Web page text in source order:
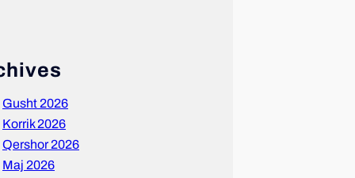
Gusht 2026
Korrik 2026
Qershor 2026
Maj 2026